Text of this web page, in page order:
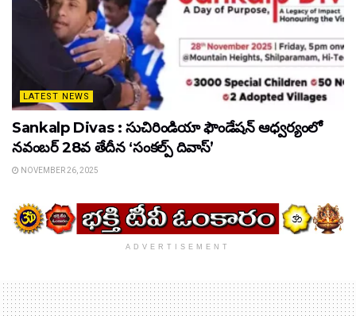
LATEST NEWS
Sankalp Divas : సుచిరిండియా ఫౌండేషన్ ఆధ్వర్యంలో
నవంబర్ 28వ తేదీన ‘సంకల్ప్ దివాస్’
NOVEMBER 26, 2025
ADVERTISEMENT